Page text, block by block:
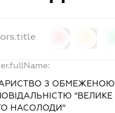
З ОБМЕЖЕНОЮ
"ВЕЛИКЕ
НАСОЛОДИ"